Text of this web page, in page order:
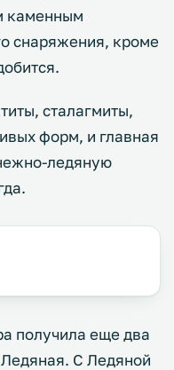
каменным
снаряжения, кроме
сталагмиты,
форм, и главная
ледяную
получила еще два
С Ледяной